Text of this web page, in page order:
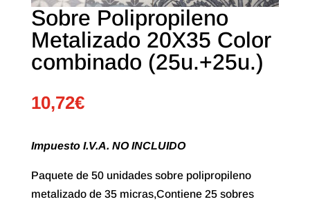
Sobre Polipropileno
Metalizado 20X35 Color
combinado (25u.+25u.)
10,72€
Impuesto I.V.A. NO INCLUIDO
Paquete de 50 unidades sobre polipropileno
metalizado de 35 micras,Contiene 25 sobres